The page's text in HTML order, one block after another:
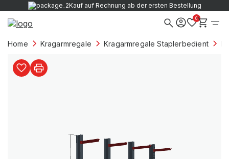
Kauf auf Rechnung ab der ersten Bestellung
0
Home Kragarmregale Kragarmregale Staplerbedient